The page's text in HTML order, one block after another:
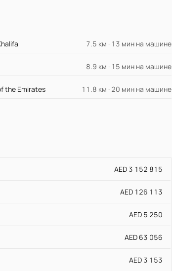
7.5 км · 13 мин на машине
8.9 км · 15 мин на машине
the Emirates 11.8 км · 20 мин на машине
AED 3 152 815
AED 126 113
AED 5 250
AED 63 056
AED 3 153